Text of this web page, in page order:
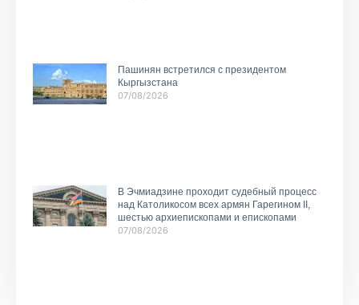
Пашинян встретился с президентом
Кыргызстана
07/08/2026
В Эчмиадзине проходит судебный процесс
над Католикосом всех армян Гарегином II,
шестью архиепископами и епископами
07/08/2026